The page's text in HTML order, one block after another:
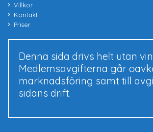
Villkor
Kontakt
Priser
Denna sida drivs helt utan
Medlemsavgifterna går
marknadsföring samt till
sidans drift.